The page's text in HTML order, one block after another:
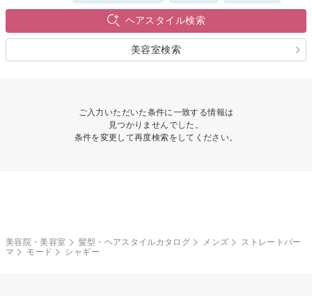
ヘアスタイル検索
美容室検索
ご入力いただいた条件に一致する情報は
見つかりませんでした。
条件を変更して再度検索をしてください。
美容院・美容室 髪型・ヘアスタイルカタログ メンズ
ストレートパー
マ
モード シャギー